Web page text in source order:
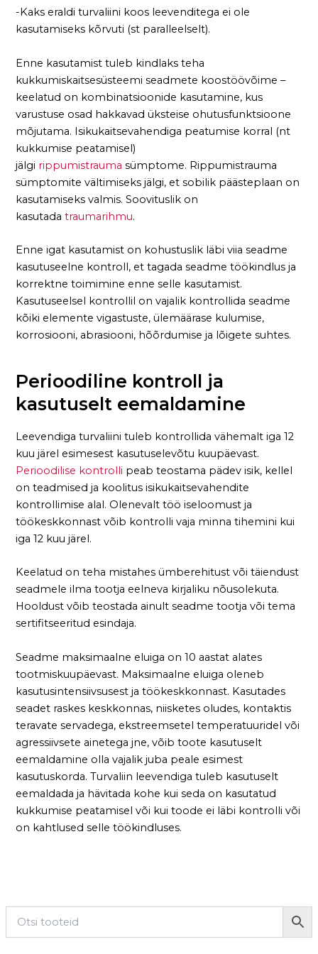
-Kaks eraldi turvaliini koos leevenditega ei ole
kasutamiseks kõrvuti (st paralleelselt).
Enne kasutamist tuleb kindlaks teha
kukkumiskaitsesüsteemi seadmete koostöövõime –
keelatud on kombinatsioonide kasutamine, kus
varustuse osad hakkavad üksteise ohutusfunktsioone
mõjutama. Isikukaitsevahendiga peatumise korral (nt
kukkumise peatamisel)
jälgi rippumistrauma sümptome. Rippumistrauma
sümptomite vältimiseks jälgi, et sobilik päästeplaan on
kasutamiseks valmis. Soovituslik on
kasutadatraumarihmu.
Enne igat kasutamist on kohustuslik läbi viia seadme
kasutuseelne kontroll, et tagada seadme töökindlus ja
korrektne toimimine enne selle kasutamist.
Kasutuseelsel kontrollil on vajalik kontrollida seadme
kõiki elemente vigastuste, ülemäärase kulumise,
korrosiooni, abrasiooni, hõõrdumise ja lõigete suhtes.
Perioodiline kontroll ja
kasutuselt eemaldamine
Leevendiga turvaliini tuleb kontrollida vähemalt iga 12
kuu järel esimesest kasutuselevõtu kuupäevast.
Perioodilise kontrolli peab teostama pädev isik, kellel
on teadmised ja koolitus isikukaitsevahendite
kontrollimise alal. Olenevalt töö iseloomust ja
töökeskkonnast võib kontrolli vaja minna tihemini kui
iga 12 kuu järel.
Keelatud on teha mistahes ümberehitust või täiendust
seadmele ilma tootja eelneva kirjaliku nõusolekuta.
Hooldust võib teostada ainult seadme tootja või tema
sertifitseeritud esindaja.
Seadme maksimaalne eluiga on 10 aastat alates
tootmiskuupäevast. Maksimaalne eluiga oleneb
kasutusintensiivsusest ja töökeskkonnast. Kasutades
seadet raskes keskkonnas, niisketes oludes, kontaktis
teravate servadega, ekstreemsetel temperatuuridel või
agressiivsete ainetega jne, võib toote kasutuselt
eemaldamine olla vajalik juba peale esimest
kasutuskorda. Turvaliin leevendiga tuleb kasutuselt
eemaldada ja hävitada kohe kui seda on kasutatud
kukkumise peatamisel või kui toode ei läbi kontrolli või
on kahtlused selle töökindluses.